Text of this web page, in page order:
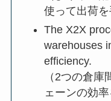
使って出荷を
The X2X
warehouses
efficiency.
（2つの倉
ェーンの効